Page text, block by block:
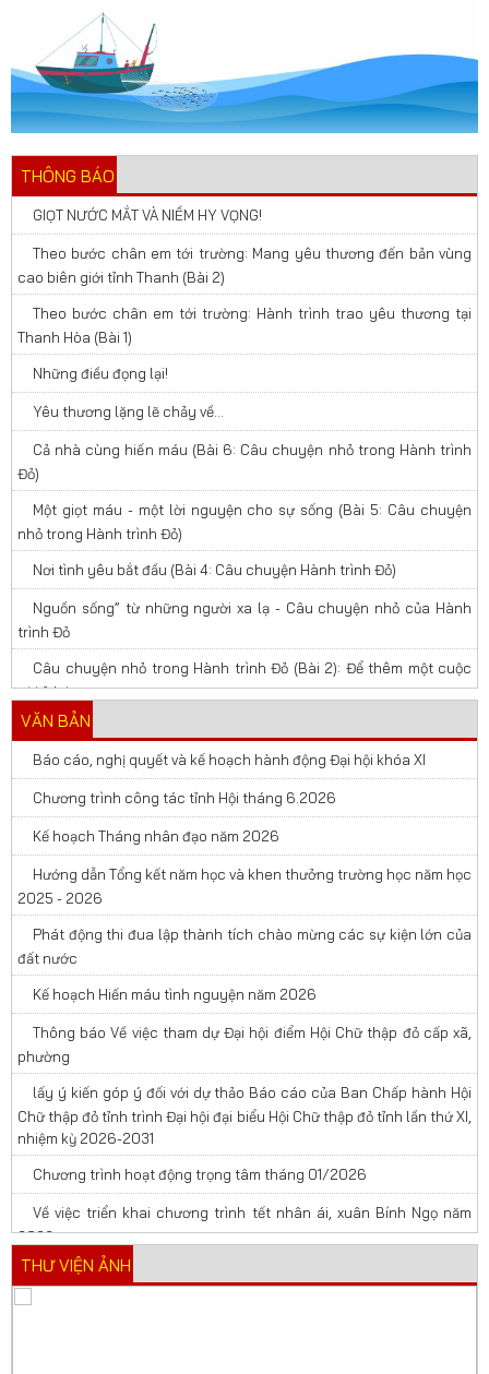
THÔNG BÁO
GIỌT NƯỚC MẮT VÀ NIỀM HY VỌNG!
Theo bước chân em tới trường: Mang yêu thương đến bản vùng
cao biên giới tỉnh Thanh (Bài 2)
Theo bước chân em tới trường: Hành trình trao yêu thương tại
Thanh Hòa (Bài 1)
Những điều đọng lại!
Yêu thương lặng lẽ chảy về…
Cả nhà cùng hiến máu (Bài 6: Câu chuyện nhỏ trong Hành trình
Đỏ)
Một giọt máu - một lời nguyện cho sự sống (Bài 5: Câu chuyện
nhỏ trong Hành trình Đỏ)
Nơi tình yêu bắt đầu (Bài 4: Câu chuyện Hành trình Đỏ)
Nguồn sống” từ những người xa lạ - Câu chuyện nhỏ của Hành
trình Đỏ
Câu chuyện nhỏ trong Hành trình Đỏ (Bài 2): Để thêm một cuộc
đời ở lại
VĂN BẢN
Báo cáo, nghị quyết và kế hoạch hành động Đại hội khóa XI
Chương trình công tác tỉnh Hội tháng 6.2026
Kế hoạch Tháng nhân đạo năm 2026
Hướng dẫn Tổng kết năm học và khen thưởng trường học năm học
2025 - 2026
Phát động thi đua lập thành tích chào mừng các sự kiện lớn của
đất nước
Kế hoạch Hiến máu tình nguyện năm 2026
Thông báo Về việc tham dự Đại hội điểm Hội Chữ thập đỏ cấp xã,
phường
lấy ý kiến góp ý đối với dự thảo Báo cáo của Ban Chấp hành Hội
Chữ thập đỏ tỉnh trình Đại hội đại biểu Hội Chữ thập đỏ tỉnh lần thứ XI,
nhiệm kỳ 2026-2031
Chương trình hoạt động trọng tâm tháng 01/2026
Về việc triển khai chương trình tết nhân ái, xuân Bính Ngọ năm
2026
THƯ VIỆN ẢNH